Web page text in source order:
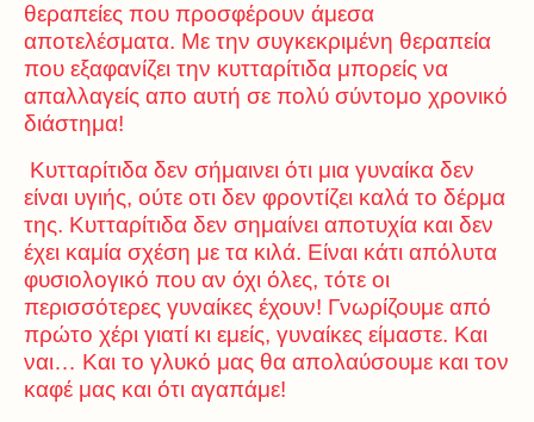
θεραπείες που προσφέρουν άμεσα
αποτελέσματα. Με την συγκεκριμένη θεραπεία
που εξαφανίζει την κυτταρίτιδα μπορείς να
απαλλαγείς απο αυτή σε πολύ σύντομο χρονικό
διάστημα!
Κυτταρίτιδα δεν σήμαινει ότι μια γυναίκα δεν
είναι υγιής, ούτε οτι δεν φροντίζει καλά το δέρμα
της. Κυτταρίτιδα δεν σημαίνει αποτυχία και δεν
έχει καμία σχέση με τα κιλά. Είναι κάτι απόλυτα
φυσιολογικό που αν όχι όλες, τότε οι
περισσότερες γυναίκες έχουν! Γνωρίζουμε από
πρώτο χέρι γιατί κι εμείς, γυναίκες είμαστε. Και
ναι… Και το γλυκό μας θα απολαύσουμε και τον
καφέ μας και ότι αγαπάμε!